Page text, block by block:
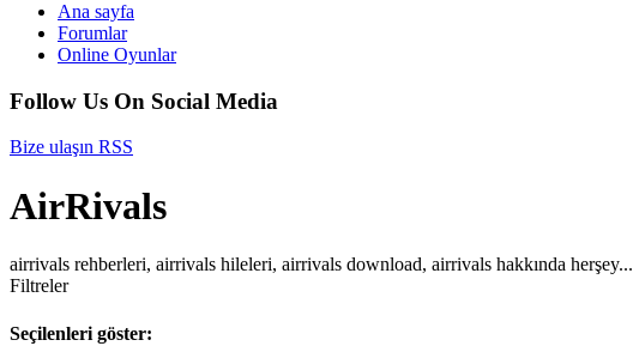
Ana sayfa
Forumlar
Online Oyunlar
Follow Us On Social Media
Bize ulaşın RSS
AirRivals
airrivals rehberleri, airrivals hileleri, airrivals download, airrivals hakkında herşey...
Filtreler
Seçilenleri göster: